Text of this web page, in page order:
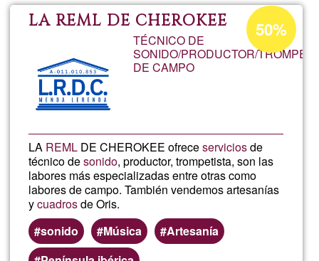
LA REML DE CHEROKEE
TÉCNICO DE
SONIDO/PRODUCTOR/
DE CAMPO
LA REML DE CHEROKEE ofreceserviciosde
técnico desonido, productor, trompetista, son las
labores más especializadas entre otras como
labores de campo. También vendemos artesanías
ycuadrosde Oris.
sonido
Música
Artesanía
Acceptance
percentage
of
50%